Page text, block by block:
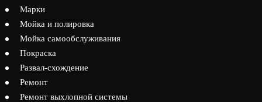
Марки
Мойка и полировка
Мойка самообслуживания
Покраска
Развал-схождение
Ремонт
Ремонт выхлопной системы